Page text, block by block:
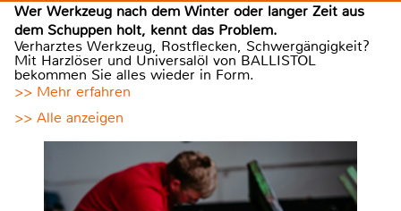
Wer Werkzeug nach dem Winter oder langer Zeit aus
dem Schuppen holt, kennt das Problem.
Verharztes Werkzeug, Rostflecken, Schwergängigkeit?
Mit Harzlöser und Universalöl von BALLISTOL
bekommen Sie alles wieder in Form.
>> Mehr erfahren
>> Alle anzeigen